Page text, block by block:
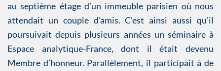
au septième étage d’un immeuble parisien où nous
attendait un couple d’amis. C’est ainsi aussi qu’il
poursuivait depuis plusieurs années un séminaire à
Espace analytique-France, dont il était devenu
Membre d’honneur. Parallèlement, il participait à de